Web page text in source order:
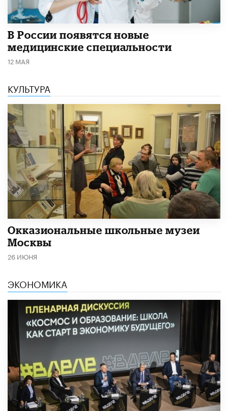
В России появятся новые
медицинские специальности
12 МАЯ
КУЛЬТУРА
​Окказиональные школьные музеи
Москвы
26 ИЮНЯ
ЭКОНОМИКА